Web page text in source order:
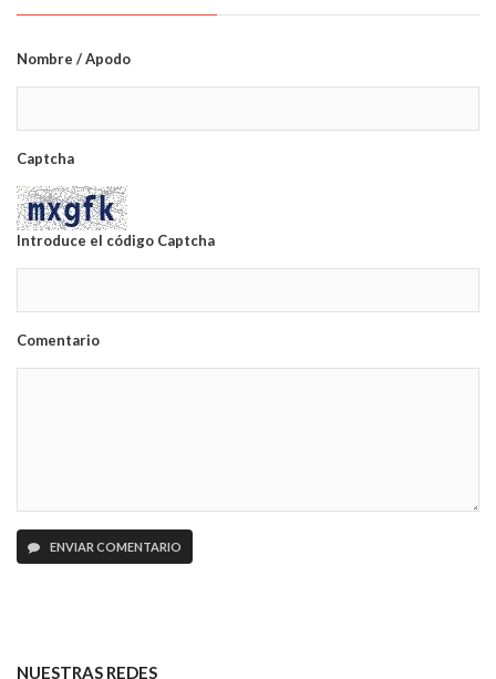
Nombre / Apodo
Captcha
Introduce el código Captcha
Comentario
ENVIAR COMENTARIO
NUESTRAS REDES